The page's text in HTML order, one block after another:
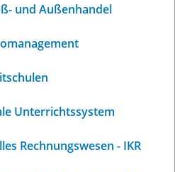
und Außenhandel
Unterrichtssystem
Rechnungswesen - IKR